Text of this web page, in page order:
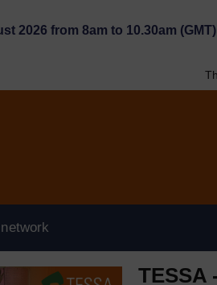
2026 from 8am to 10.30am
TESSA